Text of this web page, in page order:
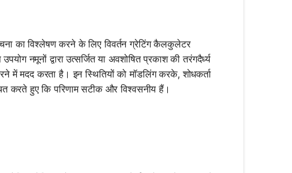
का विश्लेषण करने के लिए विवर्तन ग्रेटिंग कैलकुलेटर
नमूनों द्वारा उत्सर्जित या अवशोषित प्रकाश की तरंगदैर्ध्य
में मदद करता है। इन स्थितियों को मॉडलिंग करके, शोधकर्ता
करते हुए कि परिणाम सटीक और विश्वसनीय हैं।